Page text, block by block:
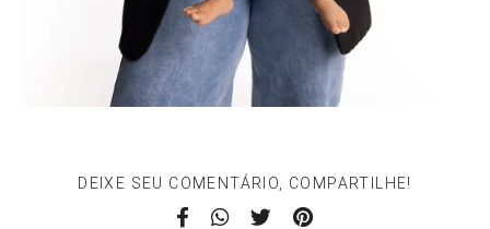
DEIXE SEU COMENTÁRIO, COMPARTILHE!